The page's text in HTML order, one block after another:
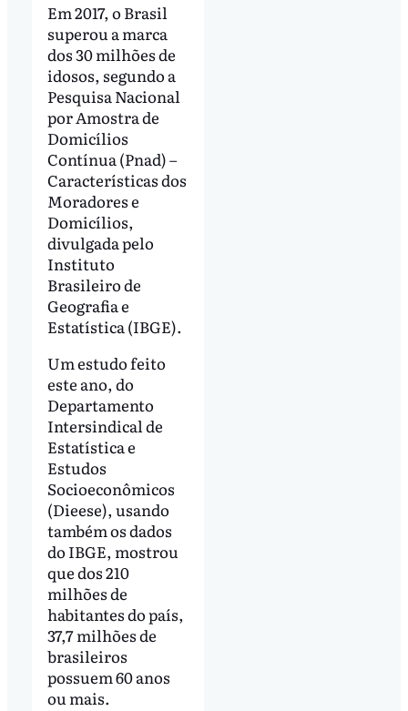
Em 2017, o Brasil
superou a marca
dos 30 milhões de
idosos, segundo a
Pesquisa Nacional
por Amostra de
Domicílios
Contínua (Pnad) –
Características dos
Moradores e
Domicílios,
divulgada pelo
Instituto
Brasileiro de
Geografia e
Estatística (IBGE).
Um estudo feito
este ano, do
Departamento
Intersindical de
Estatística e
Estudos
Socioeconômicos
(Dieese), usando
também os dados
do IBGE, mostrou
que dos 210
milhões de
habitantes do país,
37,7 milhões de
brasileiros
possuem 60 anos
ou mais.